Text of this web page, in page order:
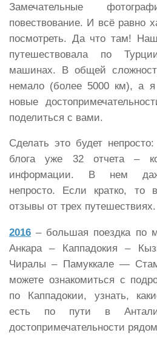
Замечательные
повествование. И всё равно
посмотреть. Да что там!
путешествовала по
машинах. В общей
немало (более 5000 км), а
новые
поделиться с вами.
Сделать это будет
блога уже 32 отчета –
информации. В нем даже
непросто. Если кратко, то
отзывы от трех путешествиях.
2016 – большая поездка по
Анкара – Каппадокия –
Чиралы – Памуккале —
можете ознакомиться с
по Каппадокии, узнать,
есть по пути в
достопримечательности